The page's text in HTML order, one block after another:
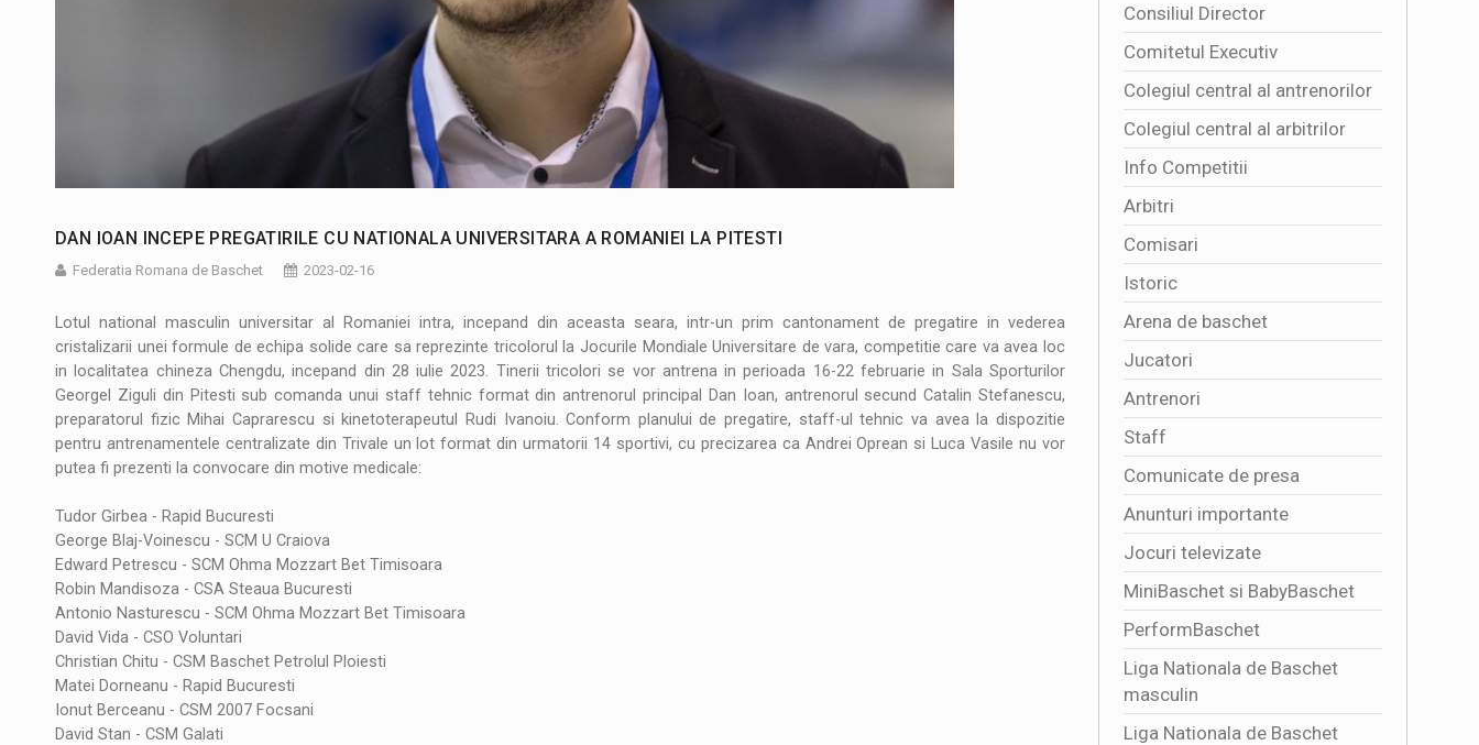
DAN IOAN INCEPE PREGATIRILE CU NATIONALA UNIVERSITARA A ROMANIEI LA PITESTI
Federatia Romana de Baschet 2023-02-16
Lotul national masculin universitar al Romaniei intra, incepand din aceasta seara, intr-un prim cantonament de pregatire in vederea
cristalizarii unei formule de echipa solide care sa reprezinte tricolorul la Jocurile Mondiale Universitare de vara, competitie care va avea loc
in localitatea chineza Chengdu, incepand din 28 iulie 2023. Tinerii tricolori se vor antrena in perioada 16-22 februarie in Sala Sporturilor
Georgel Ziguli din Pitesti sub comanda unui staff tehnic format din antrenorul principal Dan Ioan, antrenorul secund Catalin Stefanescu,
preparatorul fizic Mihai Caprarescu si kinetoterapeutul Rudi Ivanoiu. Conform planului de pregatire, staff-ul tehnic va avea la dispozitie
pentru antrenamentele centralizate din Trivale un lot format din urmatorii 14 sportivi, cu precizarea ca Andrei Oprean si Luca Vasile nu vor
putea fi prezenti la convocare din motive medicale:
Tudor Girbea - Rapid Bucuresti
George Blaj-Voinescu - SCM U Craiova
Edward Petrescu - SCM Ohma Mozzart Bet Timisoara
Robin Mandisoza - CSA Steaua Bucuresti
Antonio Nasturescu - SCM Ohma Mozzart Bet Timisoara
David Vida - CSO Voluntari
Christian Chitu - CSM Baschet Petrolul Ploiesti
Matei Dorneanu - Rapid Bucuresti
Ionut Berceanu - CSM 2007 Focsani
David Stan - CSM Galati
Consiliul Director
Comitetul Executiv
Colegiul central al antrenorilor
Colegiul central al arbitrilor
Info Competitii
Arbitri
Comisari
Istoric
Arena de baschet
Jucatori
Antrenori
Staff
Comunicate de presa
Anunturi importante
Jocuri televizate
MiniBaschet si BabyBaschet
PerformBaschet
Liga Nationala de Baschet
masculin
Liga Nationala de Baschet